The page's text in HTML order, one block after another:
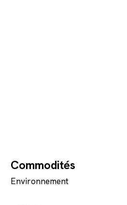
Commodités
Environnement